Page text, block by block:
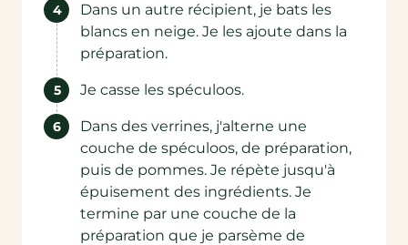
Dans un autre récipient, je bats les
blancs en neige. Je les ajoute dans la
préparation.
Je casse les spéculoos.
Dans des verrines, j'alterne une
couche de spéculoos, de préparation,
puis de pommes. Je répète jusqu'à
épuisement des ingrédients. Je
termine par une couche de la
préparation que je parsème de